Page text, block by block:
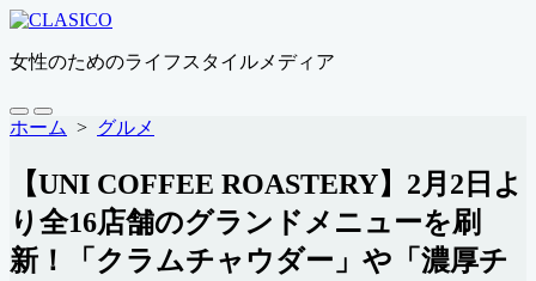
コ
テ
ツ
ッ
プ
女性のためのライフスタイルメディア
検
索
り
替
え
メ
ニ
ー
ホーム > グルメ
【UNI COFFEE ROASTERY】2月2日よ
り全16店舗のグランドメニューを刷
新！「クラムチャウダー」や「濃厚チ